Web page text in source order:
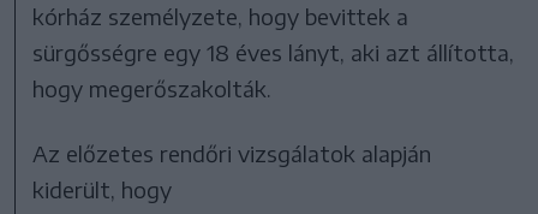
kórház személyzete, hogy bevittek a
sürgősségre egy 18 éves lányt, aki azt állította,
hogy megerőszakolták.
Az előzetes rendőri vizsgálatok alapján
kiderült, hogy